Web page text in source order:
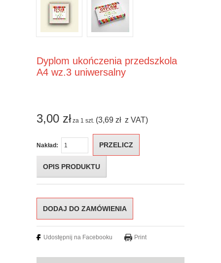
Dyplom ukończenia przedszkola
A4 wz.3 uniwersalny
3,00 złza 1 szt. (3,69 zł z VAT)
Nakład: PRZELICZ
OPIS PRODUKTU
Udostępnij na Facebooku Print